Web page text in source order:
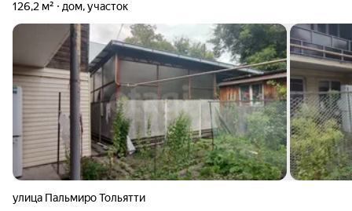
126,2 м² дом, участок
улица Пальмиро Тольятти